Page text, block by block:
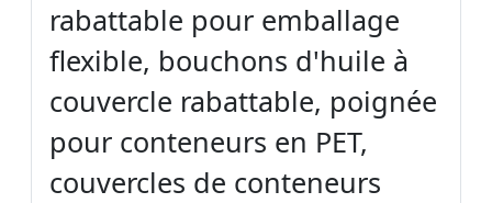
rabattable pour emballage
flexible, bouchons d'huile à
couvercle rabattable, poignée
pour conteneurs en PET,
couvercles de conteneurs